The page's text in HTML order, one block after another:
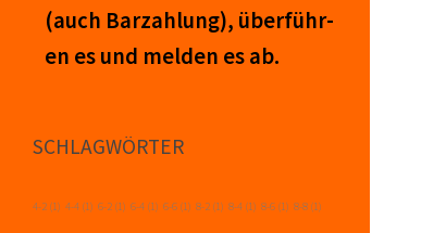
(auch Barzahlung), über­führ­
en es und mel­den es ab.
SCHLAGWÖRTER
4-2 (1) 4-4 (1) 6-2 (1) 6-4 (1) 6-6 (1) 8-2 (1) 8-4 (1) 8-6 (1) 8-8 (1)